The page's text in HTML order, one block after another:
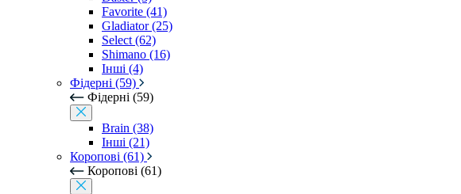
Favorite (41)
Gladiator (25)
Select (62)
Shimano (16)
Інші (4)
Фідерні (59)
Фідерні (59)
Brain (38)
Інші (21)
Коропові (61)
Коропові (61)